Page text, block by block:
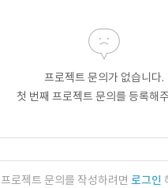
프로젝트 문의가 없습니다.
첫 번째 프로젝트 문의를 등록해
프로젝트 문의를 작성하려면 로그인